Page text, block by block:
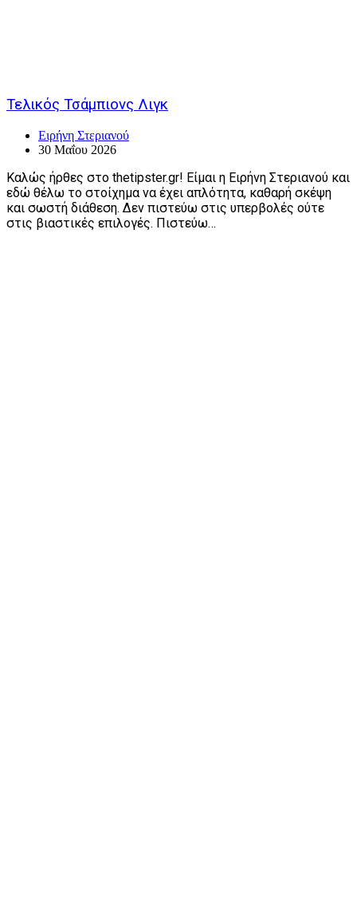
Τελικός Τσάμπιονς Λιγκ
Ειρήνη Στεριανού
30 Μαΐου 2026
Καλώς ήρθες στο thetipster.gr! Είμαι η Ειρήνη Στεριανού και
εδώ θέλω το στοίχημα να έχει απλότητα, καθαρή σκέψη
και σωστή διάθεση. Δεν πιστεύω στις υπερβολές ούτε
στις βιαστικές επιλογές. Πιστεύω…